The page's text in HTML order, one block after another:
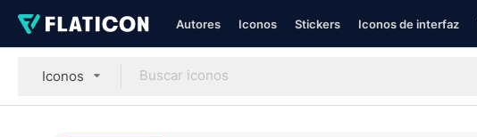
Autores Iconos Stickers Iconos de interfaz
Iconos